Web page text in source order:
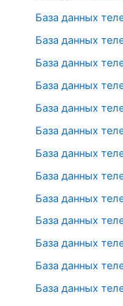
База данных
База данных
База данных
База данных
База данных
База данных
База данных
База данных
База данных
База данных
База данных
База данных
База данных